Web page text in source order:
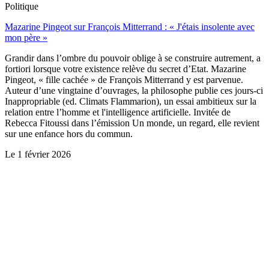
Politique
Mazarine Pingeot sur François Mitterrand : « J'étais insolente avec
mon père »
Grandir dans l’ombre du pouvoir oblige à se construire autrement, a
fortiori lorsque votre existence relève du secret d’Etat. Mazarine
Pingeot, « fille cachée » de François Mitterrand y est parvenue.
Auteur d’une vingtaine d’ouvrages, la philosophe publie ces jours-ci
Inappropriable (ed. Climats Flammarion), un essai ambitieux sur la
relation entre l’homme et l'intelligence artificielle. Invitée de
Rebecca Fitoussi dans l’émission Un monde, un regard, elle revient
sur une enfance hors du commun.
Le 1 février 2026